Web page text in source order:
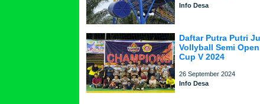
Info Desa
Daftar Putra Putri
Vollyball Semi
Cup V 2024
26 September 2024
Info Desa